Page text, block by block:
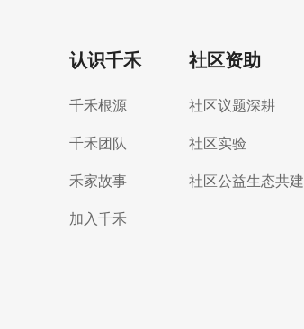
认识千禾
千禾根源
千禾团队
禾家故事
加入千禾
社区资助
社区议题深耕
社区实验
社区公益生态共建